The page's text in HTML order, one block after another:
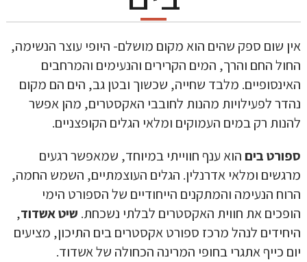
אין שום ספק שהים הוא מקום מושלם- היופי עוצר הנשימה,
החול החם והרך, המים הקרירים והנעימים והמרחבים
האינסופיים. מלבד שחייה, שכשוך ובטן גב, הים הם מקום
נהדר לפעילויות מהנות לחובבי האקסטרים, מהן אפשר
להנות רק במים העמוקים ומלאי הגלים הקופצניים.
ספורט ביםהוא ענף חווייתי במיוחד, שמאפשר רגעים
מרגשים ומלאי אדרנלין. הגלים העוצמתיים, השמש החמה,
הרוח הנעימה והמתקנים הייחודיים של הספורט הימי
הופכים את חווית האקסטרים לבלתי נשכחת. שיט אשדוד,
היחידים לנהל מרכז ספורט אקסטרים בים התיכון, מציעים
יום כייף אתגרי בחופי המרינה הכחולה של אשדוד.